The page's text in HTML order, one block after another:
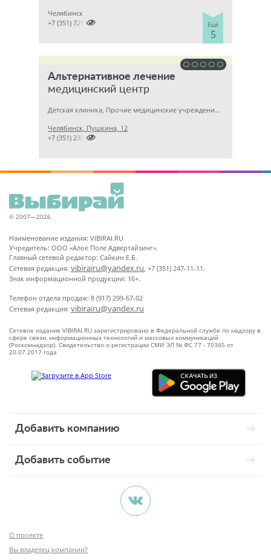
Ещё
5
Челябинск

+7 (351) 7298929
Альтернативное лечение
медицинский центр
Детская клиника, Прочие медицинские учреждения, Гинекология
Челябинск, Пушкина, 12

+7 (351) 2357878
© 2007—2026
Наименование издания: VIBIRAI.RU
Учредитель: ООО «Алое Поле Адвертайзинг».
Главный сетевой редактор: Сайкин Е.Б.
Сетевая редакция: vibirairu@yandex.ru, +7 (351) 247-11-11.
Знак информационной продукции: 16+.
Телефон отдела продаж: 8 (917) 299-67-02
Сетевая редакция: vibirairu@yandex.ru
Сетевое издание VIBIRAI.RU зарегистрировано в Федеральной службе по надзору в
сфере связи, информационных технологий и массовых коммуникаций
(Роскомнадзор). Свидетельство о регистрации СМИ ЭЛ № ФС 77 - 70345 от
20.07.2017 года
Добавить компанию
Добавить событие
О проекте
Вы владелец компании?